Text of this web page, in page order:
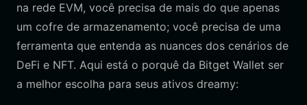
na rede EVM, você precisa de mais do que apenas
um cofre de armazenamento; você precisa de uma
ferramenta que entenda as nuances dos cenários de
DeFi e NFT. Aqui está o porquê da Bitget Wallet ser
a melhor escolha para seus ativos dreamy: